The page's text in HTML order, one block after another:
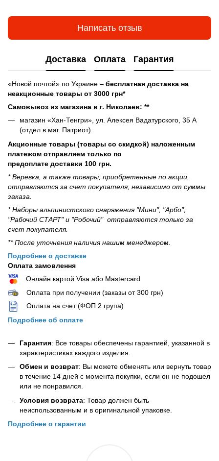
Написать отзыв
Доставка Оплата Гарантия
«Новой почтой» по Украине – бесплатная доставка на
неакционные товары от 3000 грн*
Самовывоз из магазина в г. Николаев: **
магазин «Хан-Тенгри», ул. Алексея Вадатурского, 35 А
(отдел в маг. Патриот).
Акционные товары (товары со скидкой) наложенным
платежом отправляем только по
предоплате доставки 100 грн.
* Веревка, а также товары, приобретенные по акции,
отправляются за счет покупателя, независимо от суммы
заказа.
* Наборы альпинистского снаряжения "Мини", "Арбо",
"Рабочий СТАРТ" и "Робочий" отправляются только за
счет покупателя.
** После уточнения наличия нашим менеджером.
Подробнее о доставке
Оплата замовлення
Онлайн картой Visa або Mastercard
Оплата при получении (заказы от 300 грн)
Оплата на счет (ФОП 2 група)
Подробнее об оплате
Гарантия: Все товары обеспечены гарантией, указанной в
характеристиках каждого изделия.
Обмен и возврат: Вы можете обменять или вернуть товар
в течение 14 дней с момента покупки, если он не подошел
или не понравился.
Условия возврата: Товар должен быть
неиспользованным и в оригинальной упаковке.
Подробнее о гарантии